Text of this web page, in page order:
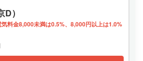
）
料金8,000未満は0.5%、8,000円以上は1.0%